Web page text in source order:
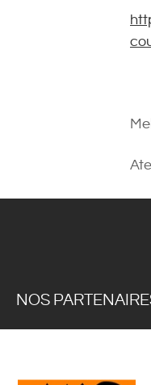
NOS